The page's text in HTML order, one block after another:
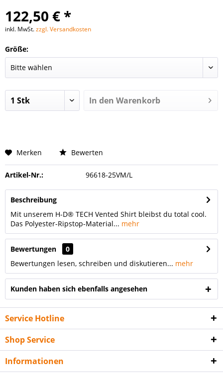
122,50 € *
inkl. MwSt.zzgl. Versandkosten
Größe:
In den Warenkorb
Merken Bewerten
Artikel-Nr.: 96618-25VM/L
Beschreibung
Mit unserem H-D® TECH Vented Shirt bleibst du total cool.
Das Polyester-Ripstop-Material... mehr
Bewertungen
0
Bewertungen lesen, schreiben und diskutieren... mehr
Kunden haben sich ebenfalls angesehen
Service Hotline
Shop Service
Informationen